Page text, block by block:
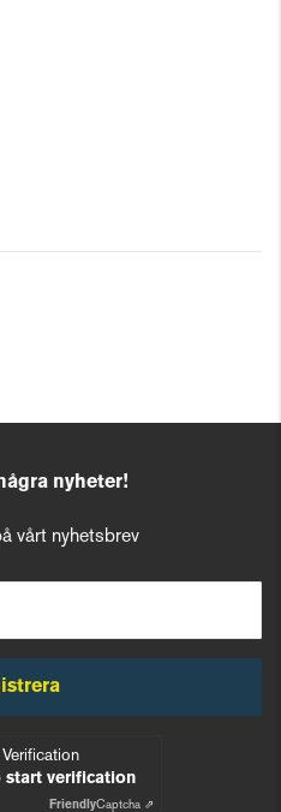
nyheter!
vårt nyhetsbrev
start verification
FriendlyCaptcha ⇗